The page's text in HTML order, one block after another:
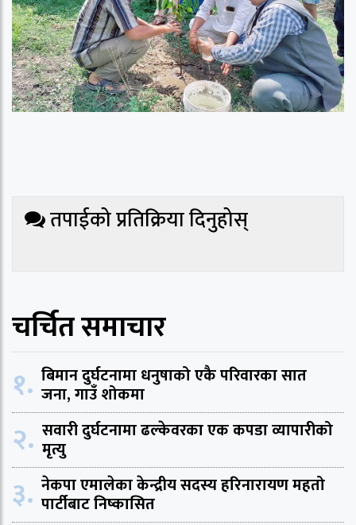
तपाईको प्रतिक्रिया दिनुहोस्
चर्चित समाचार
१. बिमान दुर्घटनामा धनुषाको एकै परिवारका सात
जना, गाउँ शोकमा
२. सवारी दुर्घटनामा ढल्केवरका एक कपडा व्यापारीको
मृत्यु
३. नेकपा एमालेका केन्द्रीय सदस्य हरिनारायण महतो
पार्टीबाट निष्कासित